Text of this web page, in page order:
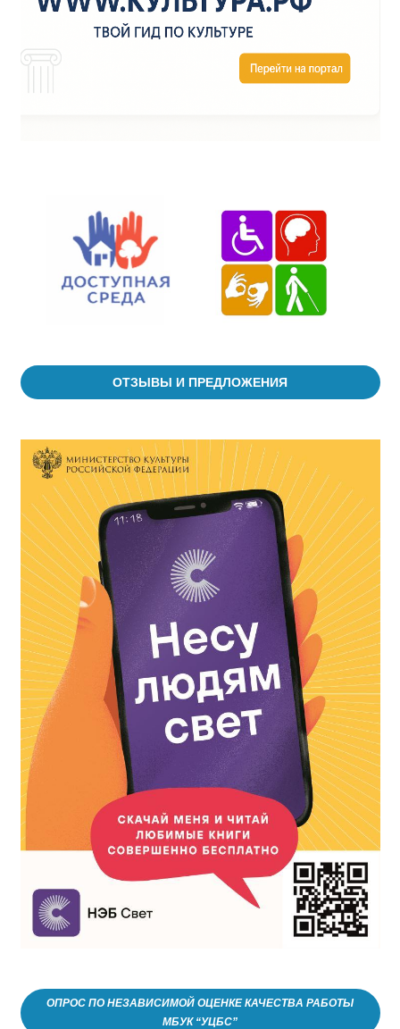
ОТЗЫВЫ И ПРЕДЛОЖЕНИЯ
ОПРОС ПО НЕЗАВИСИМОЙ ОЦЕНКЕ КАЧЕСТВА РАБОТЫ
МБУК “УЦБС”